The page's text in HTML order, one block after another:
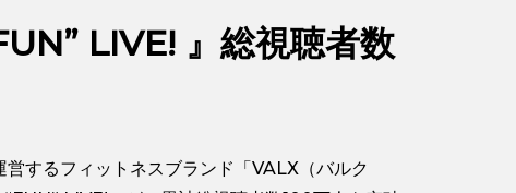
LIVE! 』総視聴者数
するフィットネスブランド「VALX（バルク